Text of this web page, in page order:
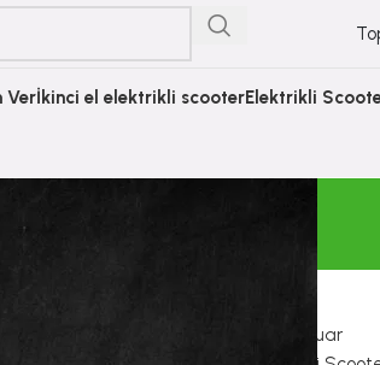
Verİkinci el elektrikli scooterElektrikli
E Scooter Aksesuar